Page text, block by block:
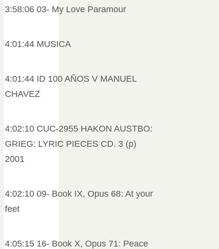
3:58:06 03- My Love Paramour
4:01:44 MUSICA
4:01:44 ID 100 AÑOS V MANUEL
CHAVEZ
4:02:10 CUC-2955 HAKON AUSTBO:
GRIEG: LYRIC PIECES CD. 3 (p)
2001
4:02:10 09- Book IX, Opus 68: At your
feet
4:05:15 16- Book X, Opus 71: Peace